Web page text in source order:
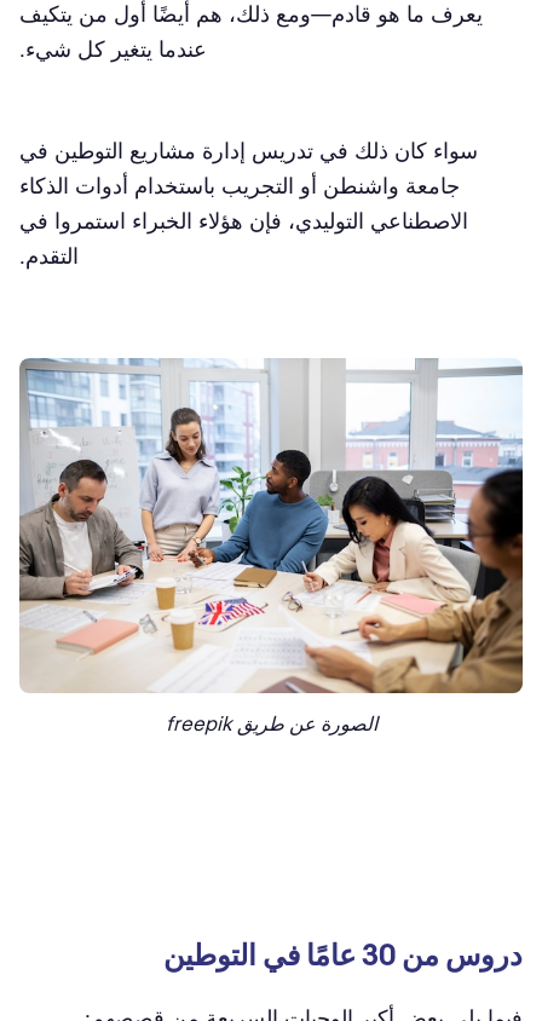
يعرف ما هو قادم—ومع ذلك، هم أيضًا أول من يتكيف
عندما يتغير كل شيء.
سواء كان ذلك في تدريس إدارة مشاريع التوطين في
جامعة واشنطن أو التجريب باستخدام أدوات الذكاء
الاصطناعي التوليدي، فإن هؤلاء الخبراء استمروا في
التقدم.
الصورة عن طريق freepik
دروس من 30 عامًا في التوطين